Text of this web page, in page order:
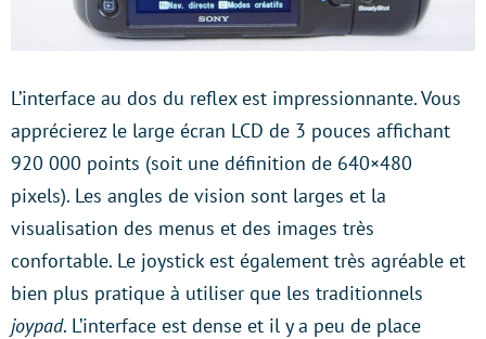
L’interface au dos du reflex est impressionnante. Vous
apprécierez le large écran LCD de 3 pouces affichant
920 000 points (soit une définition de 640×480
pixels). Les angles de vision sont larges et la
visualisation des menus et des images très
confortable. Le joystick est également très agréable et
bien plus pratique à utiliser que les traditionnels
joypad. L’interface est dense et il y a peu de place